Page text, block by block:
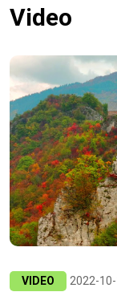
Video
VIDEO 2022-